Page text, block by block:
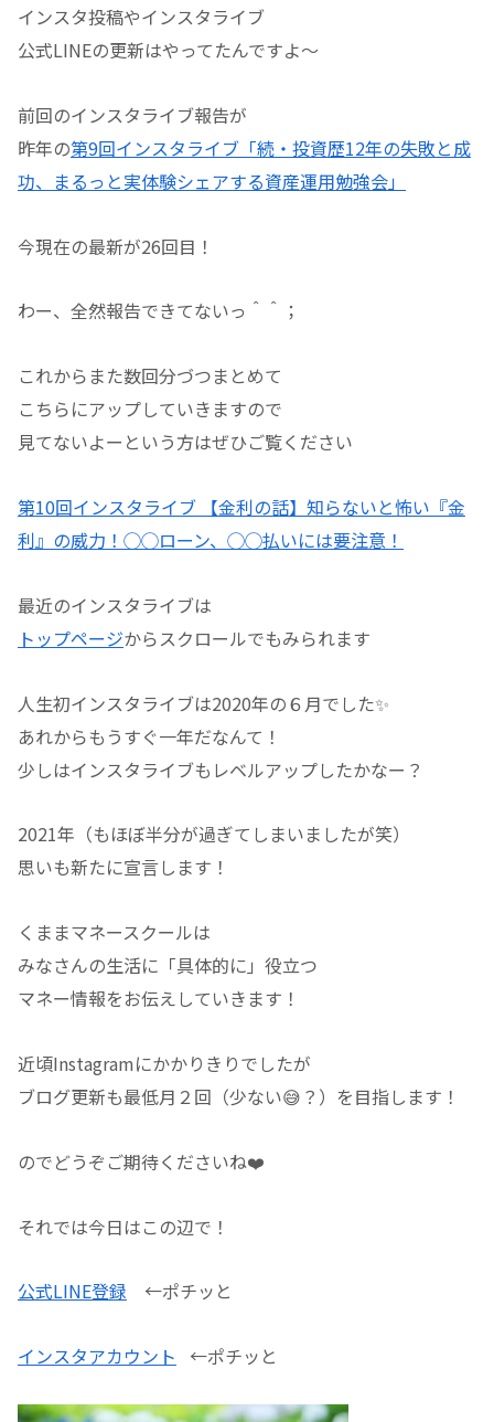
インスタ投稿やインスタライブ
公式LINEの更新はやってたんですよ〜
前回のインスタライブ報告が
昨年の第9回インスタライブ「続・投資歴12年の失敗と成
功、まるっと実体験シェアする資産運用勉強会」
今現在の最新が26回目！
わー、全然報告できてないっ＾＾；
これからまた数回分づつまとめて
こちらにアップしていきますので
見てないよーという方はぜひご覧ください
第10回インスタライブ 【金利の話】知らないと怖い『金
利』の威力！◯◯ローン、◯◯払いには要注意！
最近のインスタライブは
トップページからスクロールでもみられます
人生初インスタライブは2020年の６月でした✨
あれからもうすぐ一年だなんて！
少しはインスタライブもレベルアップしたかなー？
2021年（もほぼ半分が過ぎてしまいましたが笑）
思いも新たに宣言します！
くままマネースクールは
みなさんの生活に「具体的に」役立つ
マネー情報をお伝えしていきます！
近頃Instagramにかかりきりでしたが
ブログ更新も最低月２回（少ない😅？）を目指します！
のでどうぞご期待くださいね❤️
それでは今日はこの辺で！
公式LINE登録 ←ポチッと
インスタアカウント ←ポチッと